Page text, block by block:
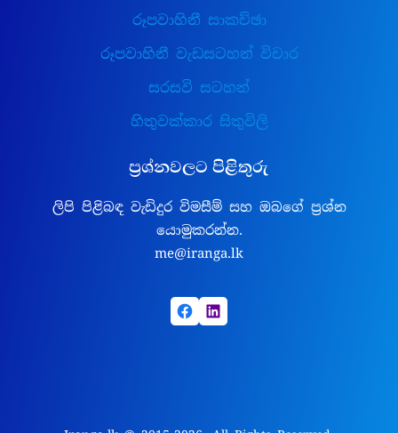
රූපවාහිනී සාකච්ඡා
රූපවාහිනී වැඩසටහන් විචාර
සරසවි සටහන්
හිතුවක්කාර සිතුවිලි
ප්‍රශ්නවලට පිළිතුරු
ලිපි පිළිබඳ වැඩිදුර විමසීම් සහ ඔබගේ ප්‍රශ්න
යොමුකරන්න.
me@iranga.lk
Facebook LinkedIn